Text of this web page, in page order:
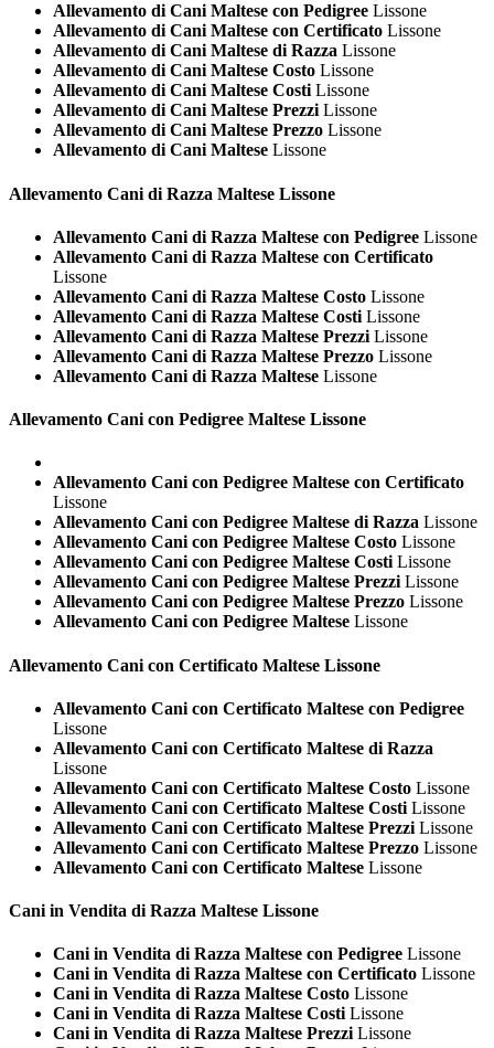
Allevamento di Cani Maltese con Pedigree Lissone
Allevamento di Cani Maltese con Certificato Lissone
Allevamento di Cani Maltese di Razza Lissone
Allevamento di Cani Maltese Costo Lissone
Allevamento di Cani Maltese Costi Lissone
Allevamento di Cani Maltese Prezzi Lissone
Allevamento di Cani Maltese Prezzo Lissone
Allevamento di Cani Maltese Lissone
Allevamento Cani di Razza Maltese Lissone
Allevamento Cani di Razza Maltese con Pedigree Lissone
Allevamento Cani di Razza Maltese con Certificato
Lissone
Allevamento Cani di Razza Maltese Costo Lissone
Allevamento Cani di Razza Maltese Costi Lissone
Allevamento Cani di Razza Maltese Prezzi Lissone
Allevamento Cani di Razza Maltese Prezzo Lissone
Allevamento Cani di Razza Maltese Lissone
Allevamento Cani con Pedigree Maltese Lissone
Allevamento Cani con Pedigree Maltese con Certificato
Lissone
Allevamento Cani con Pedigree Maltese di Razza Lissone
Allevamento Cani con Pedigree Maltese Costo Lissone
Allevamento Cani con Pedigree Maltese Costi Lissone
Allevamento Cani con Pedigree Maltese Prezzi Lissone
Allevamento Cani con Pedigree Maltese Prezzo Lissone
Allevamento Cani con Pedigree Maltese Lissone
Allevamento Cani con Certificato Maltese Lissone
Allevamento Cani con Certificato Maltese con Pedigree
Lissone
Allevamento Cani con Certificato Maltese di Razza
Lissone
Allevamento Cani con Certificato Maltese Costo Lissone
Allevamento Cani con Certificato Maltese Costi Lissone
Allevamento Cani con Certificato Maltese Prezzi Lissone
Allevamento Cani con Certificato Maltese Prezzo Lissone
Allevamento Cani con Certificato Maltese Lissone
Cani in Vendita di Razza Maltese Lissone
Cani in Vendita di Razza Maltese con Pedigree Lissone
Cani in Vendita di Razza Maltese con Certificato Lissone
Cani in Vendita di Razza Maltese Costo Lissone
Cani in Vendita di Razza Maltese CostiLissone
Cani in Vendita di Razza Maltese PrezziLissone